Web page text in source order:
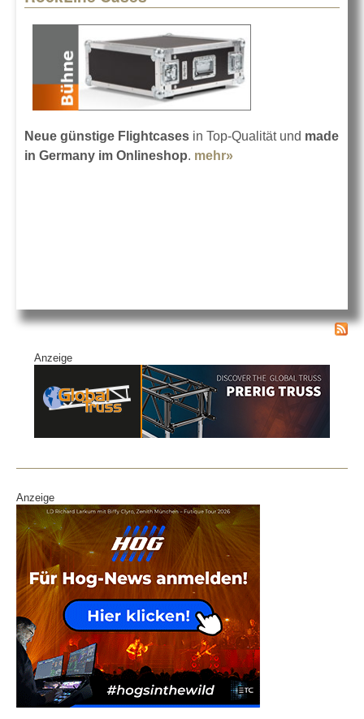
Neue günstige Flightcases in Top-Qualität und made
in Germany im Onlineshop. mehr»
Anzeige
Anzeige